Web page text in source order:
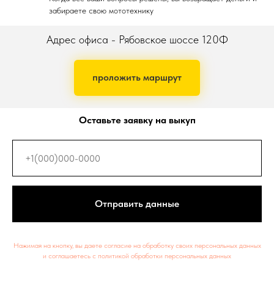
забираете свою мототехнику
Адрес офиса - Рябовское шоссе 120Ф
проложить маршрут
Оставьте заявку на выкуп
Отправить данные
Нажимая на кнопку, вы даете согласие на обработку своих персональных данных
и соглашаетесь c политикой обработки персональных данных